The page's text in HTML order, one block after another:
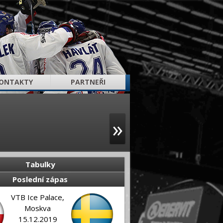
PARTNEŘI
»
Tabulky
Poslední zápas
VTB Ice Palace,
Moskva
15.12.2019